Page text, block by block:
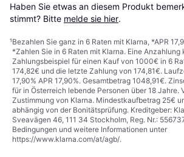
Haben Sie etwas an diesem Produkt
stimmt? Bitte melde sie hier.
¹Bezahlen Sie ganz in 6 Raten mit Klarna, *APR
*Zahlen Sie in 6 Raten mit Klarna. Eine Anzahlung
Zahlungsbeispiel für einen Kauf von 1000€ in 6
174,82€ und die letzte Zahlung von 174,81€.
17,90% APR 17,90%. Gesamtbetrag 1048,91€.
für in Österreich lebende Personen über 18 Jahre.
Zustimmung von Klarna. Mindestkaufbetrag 25€
abhängig von der Bonitätsprüfung. Kreditgeber:
Sveavägen 46, 111 34 Stockholm, Reg. Nr.:
Bedingungen und weitere Informationen unter
https://www.klarna.com/at/agb/.